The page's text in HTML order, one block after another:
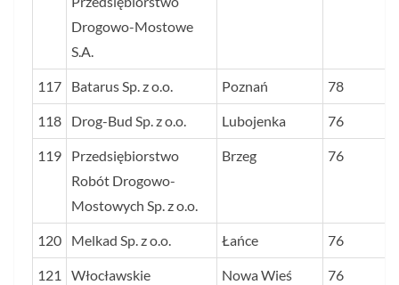
Drogowo-Mostowe
S.A.
117 Batarus Sp. z o.o. Poznań 78
118 Drog-Bud Sp. z o.o. Lubojenka 76
119
Przedsiębiorstwo
Robót Drogowo-
Mostowych Sp. z o.o.
Brzeg 76
120 Melkad Sp. z o.o. Łańce 76
121
Włocławskie
Nowa Wieś 76